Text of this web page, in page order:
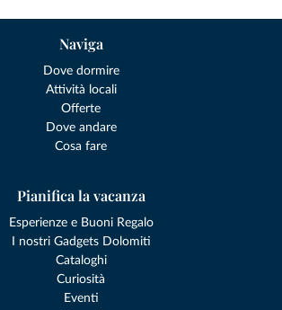
Naviga
Dove dormire
Attività locali
Offerte
Dove andare
Cosa fare
Pianifica la vacanza
Esperienze e Buoni Regalo
I nostri Gadgets Dolomiti
Cataloghi
Curiosità
Eventi